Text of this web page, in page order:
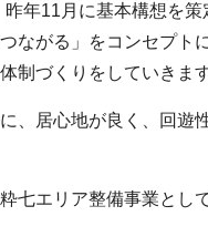
年11月に基本構想を策
ながる」をコンセプト
制づくりをしていきます
居心地が良く、回遊
七エリア整備事業とし